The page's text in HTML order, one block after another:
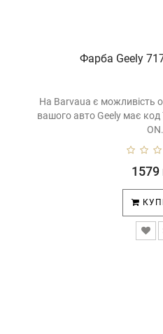
Фарба
На Barvaua є можливість
вашого авто Geely має
1579